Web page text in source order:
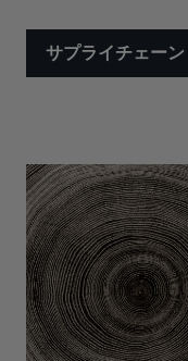
サプライチェー